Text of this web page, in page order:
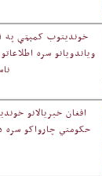
ویاندویانو سره
حکومتي چارواکو